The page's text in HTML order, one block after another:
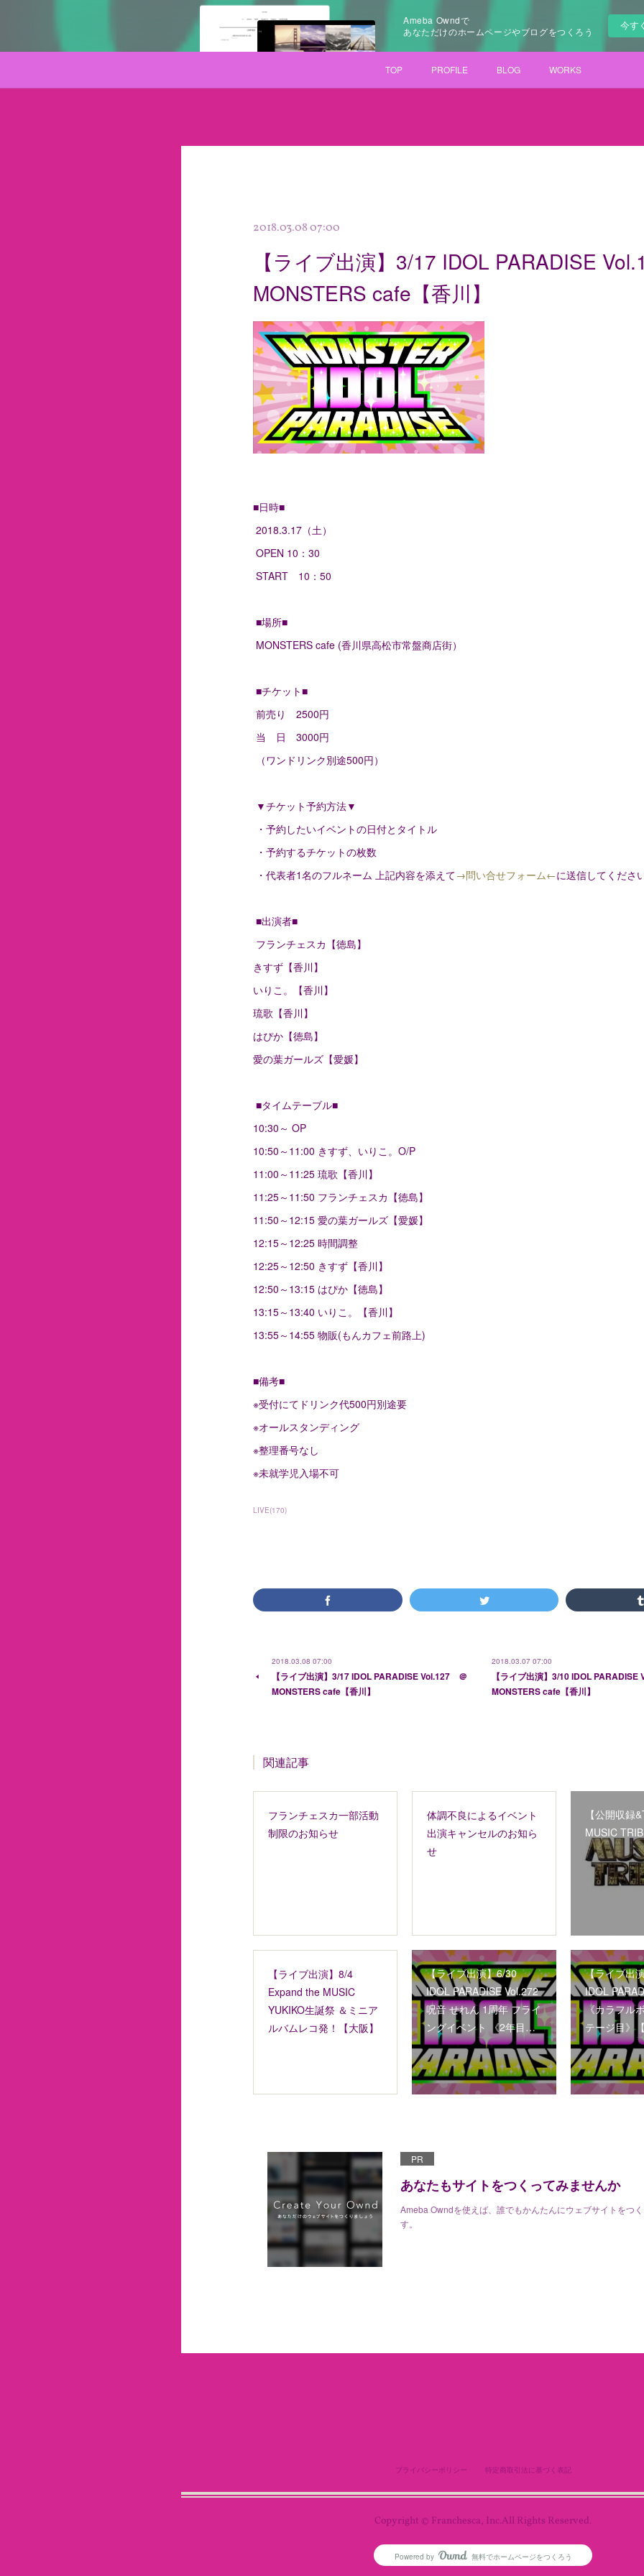
Ameba Owndで
あなただけのホームページやブログをつくろう
今す
TOP PROFILE BLOG WORKS
2018.03.08 07:00
【ライブ出演】3/17 IDOL PARADISE
MONSTERS cafe【香川】
■日時■
2018.3.17（土）
OPEN 10：30
START 10：50
■場所■
MONSTERS cafe (香川県高松市常盤商店街）
■チケット■
前売り 2500円
当 日 3000円
（ワンドリンク別途500円）
▼チケット予約方法▼
・予約したいイベントの日付とタイトル
・予約するチケットの枚数
・代表者1名のフルネーム 上記内容を添えて→問い合せフォーム←に送信してくださ
■出演者■
フランチェスカ【徳島】
きすず【香川】
いりこ。【香川】
琉歌【香川】
はぴか【徳島】
愛の葉ガールズ【愛媛】
■タイムテーブル■
10:30～ OP
10:50～11:00 きすず、いりこ。O/P
11:00～11:25 琉歌【香川】
11:25～11:50 フランチェスカ【徳島】
11:50～12:15 愛の葉ガールズ【愛媛】
12:15～12:25 時間調整
12:25～12:50 きすず【香川】
12:50～13:15 はぴか【徳島】
13:15～13:40 いりこ。【香川】
13:55～14:55 物販(もんカフェ前路上)
■備考■
※受付にてドリンク代500円別途要
※オールスタンディング
※整理番号なし
※未就学児入場不可
LIVE(170)
2018.03.08 07:00
【ライブ出演】3/17 IDOL PARADISE Vol.127 ＠
MONSTERS cafe【香川】
2018.03.07 07:00
【ライブ出演】3/10 IDOL
MONSTERS cafe【香川】
関連記事
フランチェスカ一部活動
制限のお知らせ
体調不良によるイベント
出演キャンセルのお知ら
せ
【公開収録
MUSIC
【ライブ出演】8/4
Expand the MUSIC
YUKIKO生誕祭 ＆ミニア
ルバムレコ発！【大阪】
【ライブ出演】6/30
IDOL PARADISE Vol.272
呪音 せれん 1周年 フライ
ングイベント 《2年目…
【ライブ出
IDOL
《カラフル
テージ目》
PR
あなたもサイトをつくってみませんか
Ameba Owndを使えば、誰でもかんたんにウェブサイトをつ
す。
プライバシーポリシー 特定商取引法に基づく表記
Copyright © Franchesca, Inc.All Rights Reserved.
Powered by AmebaOwnd
無料でホームページをつくろう